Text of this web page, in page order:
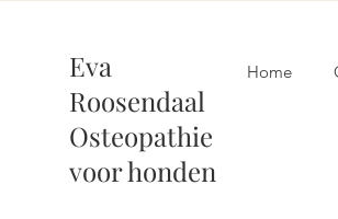
Eva
Roosendaal
Osteopathie
voor honden
Home